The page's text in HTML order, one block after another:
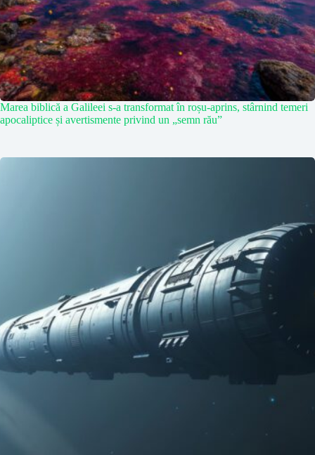
Marea biblică a Galileei s-a transformat în roșu-aprins, stârnind temeri
apocaliptice și avertismente privind un „semn rău”